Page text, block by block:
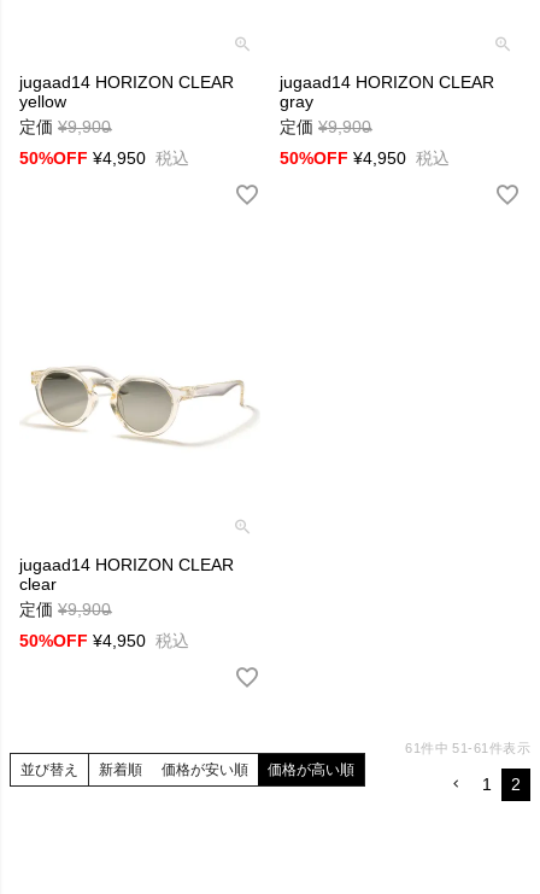
jugaad14 HORIZON CLEAR
yellow
定価 ¥9,900
→
50%OFF ¥4,950 税込
jugaad14 HORIZON CLEAR
gray
定価 ¥9,900
→
50%OFF ¥4,950 税込
jugaad14 HORIZON CLEAR
clear
定価 ¥9,900
→
50%OFF ¥4,950 税込
並び替え 新着順 価格が安い順 価格が高い順
61件中 51-61 件表示
1 2